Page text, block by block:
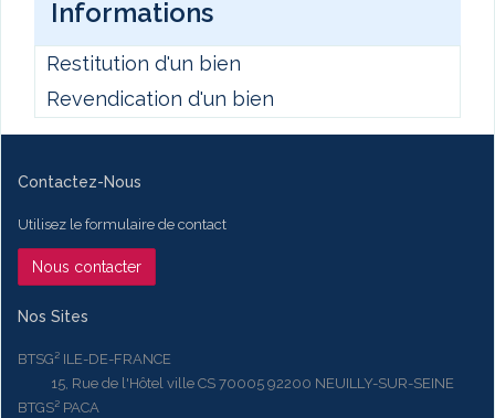
Informations
Restitution d'un bien
Revendication d'un bien
Contactez-Nous
Utilisez le formulaire de contact
Nous contacter
Nos Sites
BTSG² ILE-DE-FRANCE
15, Rue de l'Hôtel ville CS 70005 92200 NEUILLY-SUR-SEINE
BTGS² PACA